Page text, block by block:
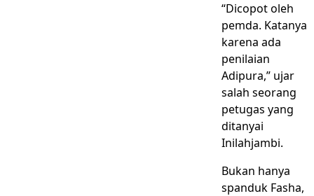
“Dicopot oleh
pemda. Katanya
karena ada
penilaian
Adipura,” ujar
salah seorang
petugas yang
ditanyai
Inilahjambi.
Bukan hanya
spanduk Fasha,